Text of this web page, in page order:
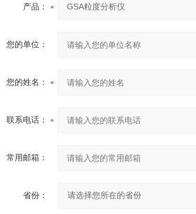
产品：
您的单位：
您的姓名：
联系电话：
常用邮箱：
省份：